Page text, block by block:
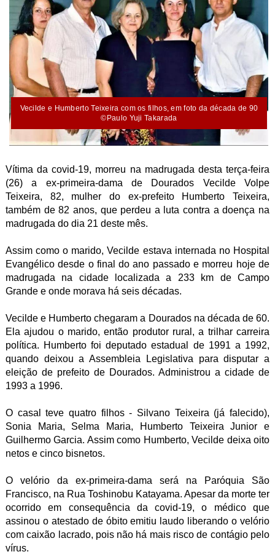
Vecilde e Humberto Teixeira com os filhos, em foto da década de 90
©Paulo Yuji Takarada
Vítima da covid-19, morreu na madrugada desta terça-feira
(26) a ex-primeira-dama de Dourados Vecilde Volpe
Teixeira, 82, mulher do ex-prefeito Humberto Teixeira,
também de 82 anos, que perdeu a luta contra a doença na
madrugada do dia 21 deste mês.
Assim como o marido, Vecilde estava internada no Hospital
Evangélico desde o final do ano passado e morreu hoje de
madrugada na cidade localizada a 233 km de Campo
Grande e onde morava há seis décadas.
Vecilde e Humberto chegaram a Dourados na década de 60.
Ela ajudou o marido, então produtor rural, a trilhar carreira
política. Humberto foi deputado estadual de 1991 a 1992,
quando deixou a Assembleia Legislativa para disputar a
eleição de prefeito de Dourados. Administrou a cidade de
1993 a 1996.
O casal teve quatro filhos - Silvano Teixeira (já falecido),
Sonia Maria, Selma Maria, Humberto Teixeira Junior e
Guilhermo Garcia. Assim como Humberto, Vecilde deixa oito
netos e cinco bisnetos.
O velório da ex-primeira-dama será na Paróquia São
Francisco, na Rua Toshinobu Katayama. Apesar da morte ter
ocorrido em consequência da covid-19, o médico que
assinou o atestado de óbito emitiu laudo liberando o velório
com caixão lacrado, pois não há mais risco de contágio pelo
vírus.